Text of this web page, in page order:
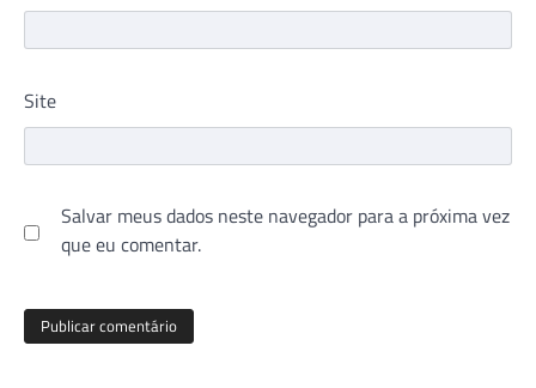
Site
Salvar meus dados neste navegador para a próxima vez
que eu comentar.